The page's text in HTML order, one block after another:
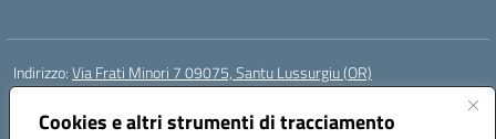
Cookies e altri strumenti di tracciamento
Indirizzo:Via Frati Minori 7 09075, Santu Lussurgiu (OR)
Centralino:
Posta elettronica certificata (PEC):oric80600g@pec.istruzione.it